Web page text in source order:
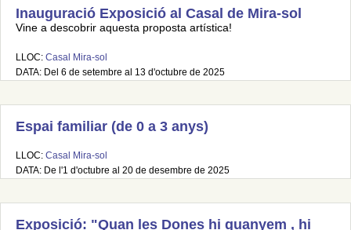
Inauguració Exposició al Casal de Mira-sol
Vine a descobrir aquesta proposta artística!
LLOC: Casal Mira-sol
DATA: Del 6 de setembre al 13 d'octubre de 2025
Espai familiar (de 0 a 3 anys)
LLOC: Casal Mira-sol
DATA: De l'1 d'octubre al 20 de desembre de 2025
Exposició: "Quan les Dones hi guanyem , hi